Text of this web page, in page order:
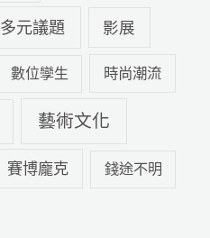
多元議題 影展
數位孿生 時尚潮流
藝術文化
賽博龐克 錢途不明